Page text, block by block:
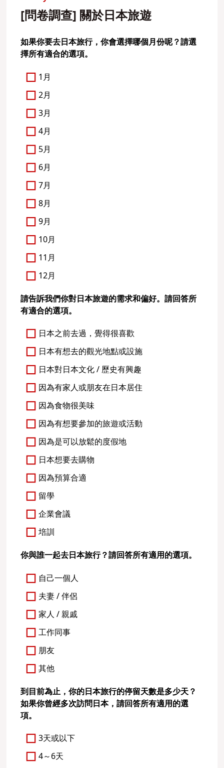
[問卷調查] 關於日本旅遊
如果你要去日本旅行，你會選擇哪個月份呢？請選
擇所有適合的選項。
1月
2月
3月
4月
5月
6月
7月
8月
9月
10月
11月
12月
請告訴我們你對日本旅遊的需求和偏好。請回答所
有適合的選項。
日本之前去過，覺得很喜歡
日本有想去的觀光地點或設施
日本對日本文化 / 歷史有興趣
因為有家人或朋友在日本居住
因為食物很美味
因為有想要參加的旅遊或活動
因為是可以放鬆的度假地
日本想要去購物
因為預算合適
留學
企業會議
培訓
你與誰一起去日本旅行？請回答所有適用的選項。
自己一個人
夫妻 / 伴侶
家人 / 親戚
工作同事
朋友
其他
到目前為止，你的日本旅行的停留天數是多少天？
如果你曾經多次訪問日本，請回答所有適用的選
項。
3天或以下
4～6天